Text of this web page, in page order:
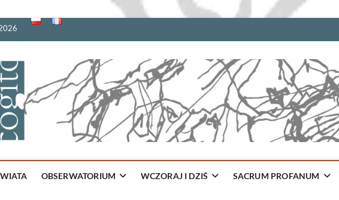
OBSERWATORIUM WCZORAJ I DZIŚ SACRUM PROFANUM